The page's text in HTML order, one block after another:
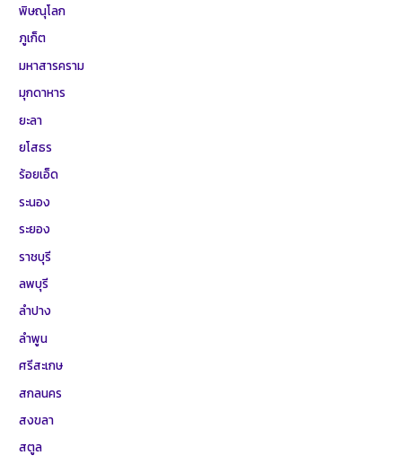
พิษณุโลก
ภูเก็ต
มหาสารคราม
มุกดาหาร
ยะลา
ยโสธร
ร้อยเอ็ด
ระนอง
ระยอง
ราชบุรี
ลพบุรี
ลำปาง
ลำพูน
ศรีสะเกษ
สกลนคร
สงขลา
สตูล